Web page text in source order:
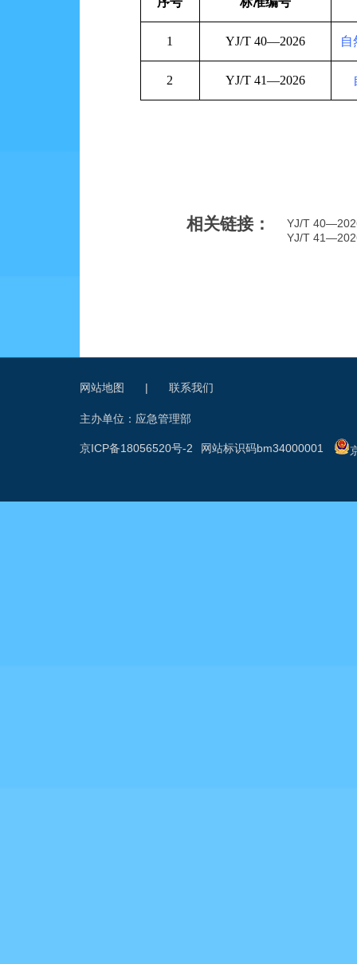
1 YJ/T 40—2026 自
2 YJ/T 41—2026
相关链接：
YJ/T
YJ/T
网站地图 | 联系我们
主办单位：应急管理部
网站标识码bm34000001
京ICP备18056520号-2